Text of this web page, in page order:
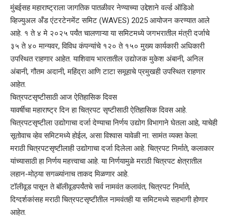
मुंबईसह महाराष्ट्राला जागतिक पातळीवर नेण्याच्या उद्देशाने वर्ल्ड ऑडिओ
व्हिज्युअल अँड एंटरटेनमेंट समिट (WAVES) 2025 आयोजन करण्यात आले
आहे. १ ते ४ मे २०२५ पर्यंत चालणाऱ्या या समिटमध्ये जगभरातील मंत्री दर्जाचे
३५ ते ४० मान्यवर, विविध कंपन्यांचे १२० ते १५० मुख्य कार्यकारी अधिकारी
उपस्थित राहणार आहेत. याशिवाय भारतातील उद्योजक मुकेश अंबानी, अनिल
अंबानी, गौतम अदानी, महिंद्रा आणि टाटा समूहाचे प्रमुखही उपस्थित राहणार
आहेत.
चित्रपटसृष्टीसाठी आज ऐतिहासिक दिवस
यावर्षीचा महाराष्ट्र दिन हा चित्रपट सृष्टीसाठी ऐतिहासिक दिवस आहे.
चित्रपटसृष्टीला उद्योगाचा दर्जा देण्याचा निर्णय उद्योग विभागाने घेतला आहे, याचेही
सूतोवाच व्हेव समिटमध्ये होईल, असा विश्वास यावेळी ना. सामंत व्यक्त केला.
मराठी चित्रपटसृष्टीलाही उद्योगाचा दर्जा दिलेला आहे. चित्रपट निर्माते, कलाकार
यांच्यासाठी हा निर्णय महत्त्वाचा आहे. या निर्णयामुळे मराठी चित्रपट क्षेत्रातील
लहान-मोठ्या सगळ्यांनाच ताकद मिळणार आहे.
टॉलीवूड पासून ते बॉलीवूडपर्यंतचे सर्व नामवंत कलावंत, चित्रपट निर्माते,
दिग्दर्शकांसह मराठी चित्रपटसृष्टीतील नामवंतही या समिटमध्ये सहभागी होणार
आहेत.